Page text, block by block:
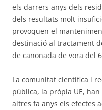
els darrers anys dels
dels resultats molt
provoquen el
destinació al tractament
de canonada de vora del
La comunitat científica i
pública, la pròpia UE,
altres fa anys els efectes